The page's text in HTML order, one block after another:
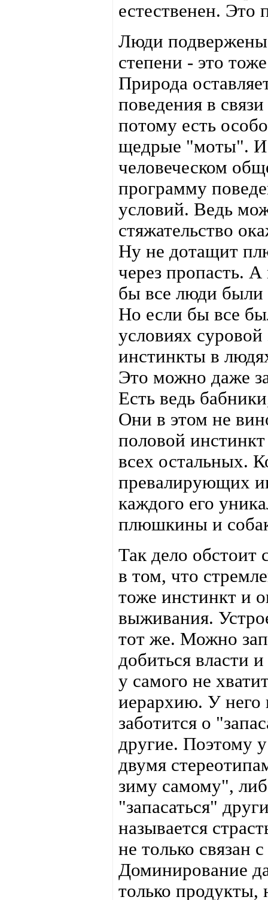
естественен. Это
Люди подвержены
степени - это
Природа
поведения в
потому есть
щедрые "моты". И
человеческом
программу
условий. Ведь
стяжательство
Ну не дотащит
через пропасть.
бы все люди
Но если бы все
условиях
инстинкты в
Это можно даже
Есть ведь
Они в этом не
половой
всех остальных.
превалирующих
каждого его
плюшкины и
Так дело
в том, что
тоже инстинкт и
выживания.
тот же. Можно
добиться власти
у самого не
иерархию. У него
заботится о
другие. Поэтому
двумя
зиму самому",
"запасаться"
называется
не только связан
Доминирование
только продукты,